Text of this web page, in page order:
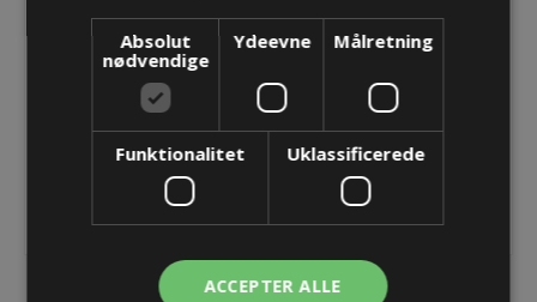
Opret konto for at se priser
Absolut
nødvendige
Ydeevne Målretning
Funktionalitet Uklassificerede
ACCEPTER ALLE